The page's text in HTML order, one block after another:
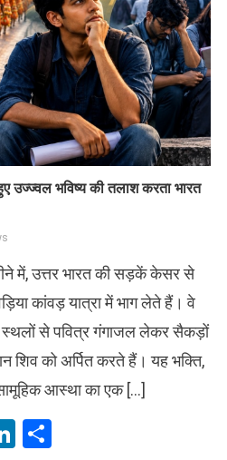
उज्ज्वल भविष्य की तलाश करता भारत
में, उत्तर भारत की सड़कें केसर से
कांवड़ यात्रा में भाग लेते हैं। वे
स्थलों से पवित्र गंगाजल लेकर सैकड़ों
शिव को अर्पित करते हैं। यह भक्ति,
आस्था का एक […]
LinkedIn